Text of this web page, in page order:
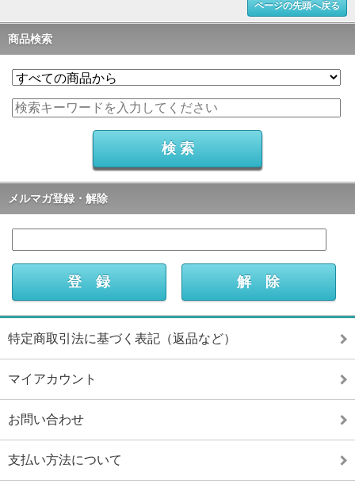
ページの先頭へ戻る
商品検索
メルマガ登録・解除
特定商取引法に基づく表記（返品など）
マイアカウント
お問い合わせ
支払い方法について